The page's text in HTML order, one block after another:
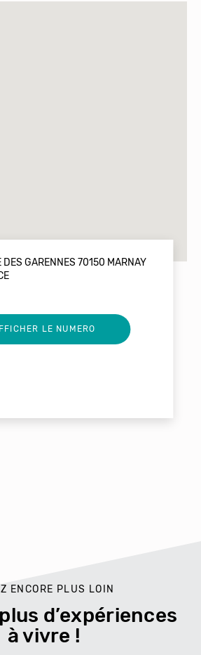
DES GARENNES 70150 MARNAY
LE NUMERO
ENCORE PLUS LOIN
d’expériences
à vivre !